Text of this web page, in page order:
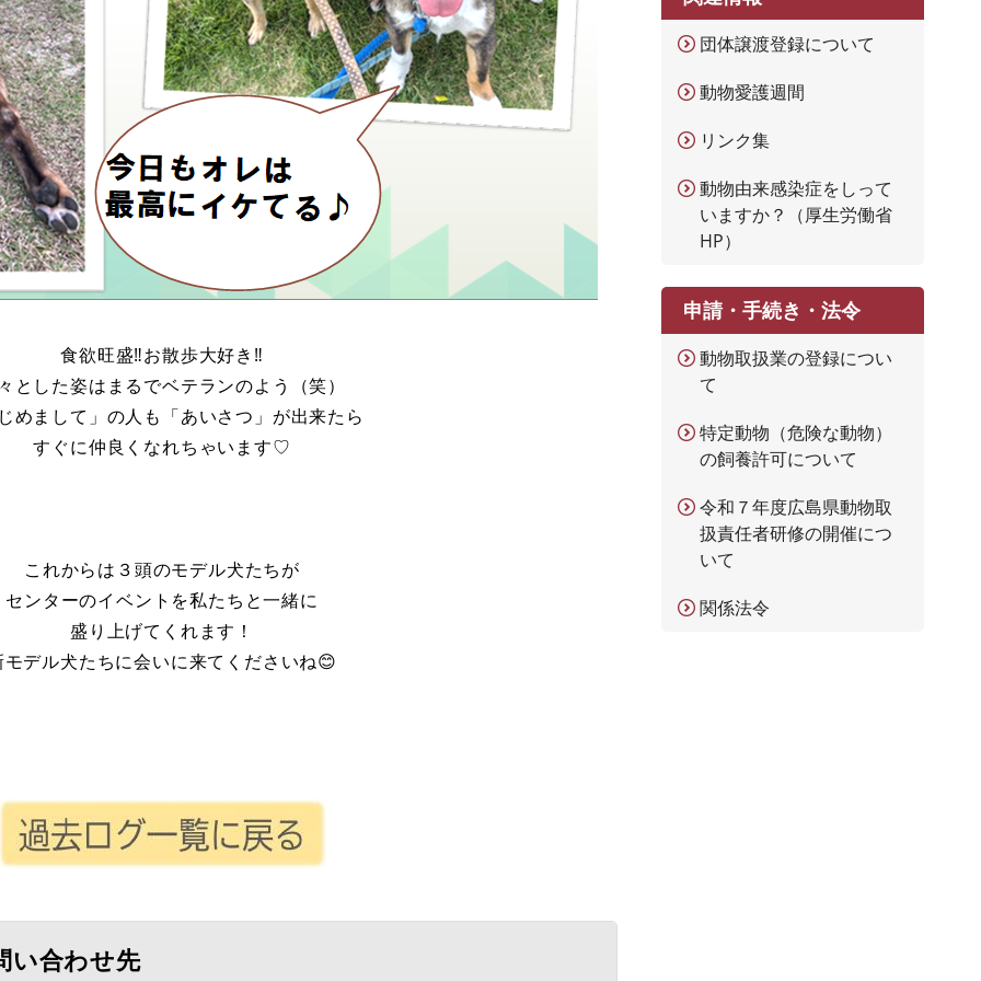
食欲旺盛‼お散歩大好き‼
とした姿はまるでベテランのよう（笑）
めまして」の人も「あいさつ」が出来たら
すぐに仲良くなれちゃいます♡
これからは３頭のモデル犬たちが
センターのイベントを私たちと一緒に
盛り上げてくれます！
モデル犬たちに会いに来てくださいね😊
い合わせ先
団体譲渡登録について
動物愛護週間
リンク集
動物由来感染症をしって
いますか？（厚生労働省
HP）
申請・手続き・法令
動物取扱業の登録につい
て
特定動物（危険な動物）
の飼養許可について
令和７年度広島県動物取
扱責任者研修の開催につ
いて
関係法令